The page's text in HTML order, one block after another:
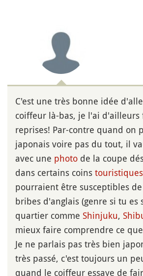
C'est une très bonne idée
coiffeur là-bas, je l'ai
reprises! Par-contre quand on
japonais voire pas du tout, il
avec une photo de la coupe
dans certains coins touristiques
pourraient être susceptibles
bribes d'anglais (genre si tu es
quartier comme Shinjuku,
mieux faire comprendre ce
Je ne parlais pas très bien
très passé, c'est toujours un
quand le coiffeur essaye de